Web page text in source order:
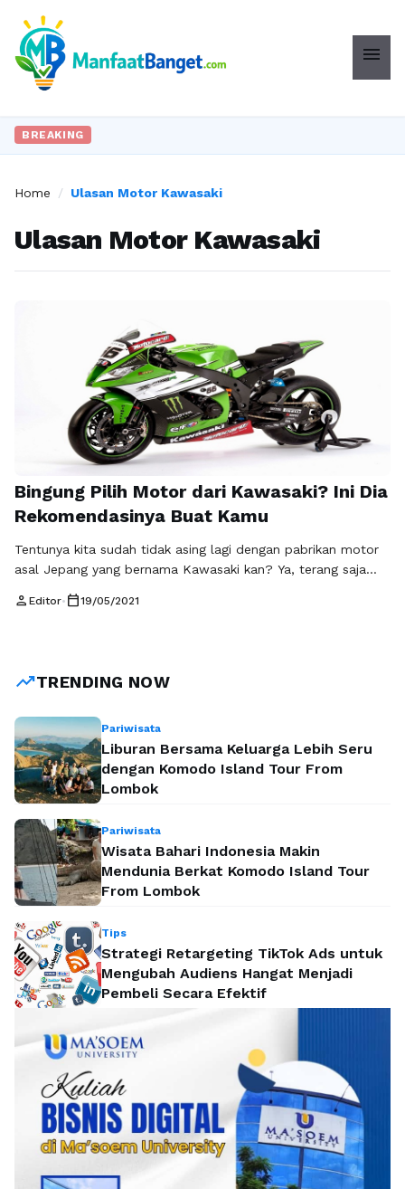
menu
BREAKING
Home / Ulasan Motor Kawasaki
Ulasan Motor Kawasaki
Bingung Pilih Motor dari Kawasaki? Ini Dia
Rekomendasinya Buat Kamu
Tentunya kita sudah tidak asing lagi dengan pabrikan motor
asal Jepang yang bernama Kawasaki kan? Ya, terang saja
produsen otomotif ternama dan terbesar di dunia. Nah,
lebih …Baca Selengkapnya
person Editor• calendar_today19/05/2021
trending_upTRENDING NOW
Pariwisata
Liburan Bersama Keluarga Lebih Seru
dengan Komodo Island Tour From
Lombok
Pariwisata
Wisata Bahari Indonesia Makin
Mendunia Berkat Komodo Island Tour
From Lombok
Tips
Strategi Retargeting TikTok Ads untuk
Mengubah Audiens Hangat Menjadi
Pembeli Secara Efektif